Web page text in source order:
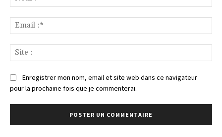
:*
:*
:
Enregistrer mon nom, email et site web dans ce navigateur
pour la prochaine fois que je commenterai.